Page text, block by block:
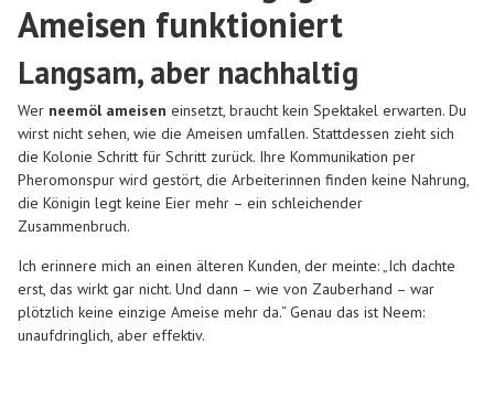
Ameisen funktioniert
Langsam, aber nachhaltig
Wer neemöl ameisen einsetzt, braucht kein Spektakel erwarten. Du
wirst nicht sehen, wie die Ameisen umfallen. Stattdessen zieht sich
die Kolonie Schritt für Schritt zurück. Ihre Kommunikation per
Pheromonspur wird gestört, die Arbeiterinnen finden keine Nahrung,
die Königin legt keine Eier mehr – ein schleichender
Zusammenbruch.
Ich erinnere mich an einen älteren Kunden, der meinte: „Ich dachte
erst, das wirkt gar nicht. Und dann – wie von Zauberhand – war
plötzlich keine einzige Ameise mehr da.“ Genau das ist Neem:
unaufdringlich, aber effektiv.